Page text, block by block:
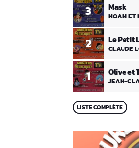
1 Olive et
JEAN-
2 Le Petit
CLAUDE
3 Mask
NOAM ET
LISTE COMPLÈTE